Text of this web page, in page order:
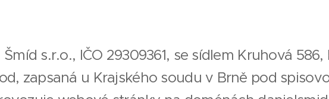
s.r.o., IČO 29309361, se sídlem Kruhová 586,
zapsaná u Krajského soudu v Brně pod